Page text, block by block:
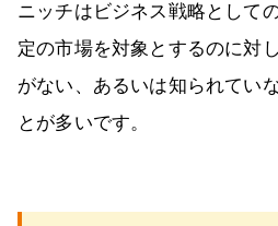
ニッチはビジネス戦略として
定の市場を対象とするのに対
がない、あるいは知られてい
とが多いです。